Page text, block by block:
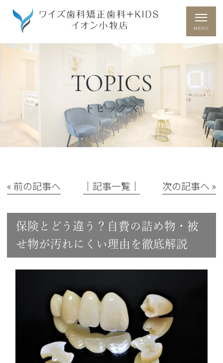
TOPICS
トピックス
« 前の記事へ │記事一覧│ 次の記事へ »
保険とどう違う？自費の詰め物・被
せ物が汚れにくい理由を徹底解説